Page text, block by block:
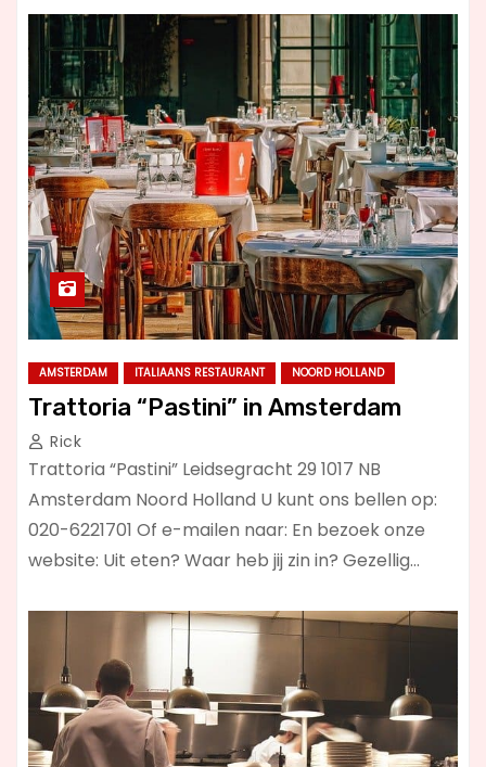
AMSTERDAM ITALIAANS RESTAURANT NOORD HOLLAND
Trattoria “Pastini” in Amsterdam
Rick
Trattoria “Pastini” Leidsegracht 29 1017 NB
Amsterdam Noord Holland U kunt ons bellen op:
020-6221701 Of e-mailen naar: En bezoek onze
website: Uit eten? Waar heb jij zin in? Gezellig…